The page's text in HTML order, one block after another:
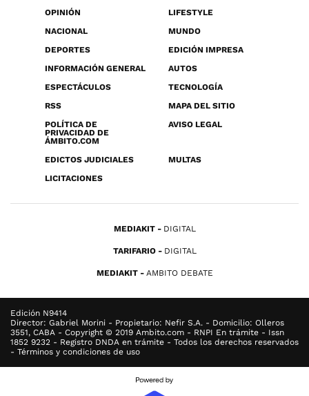
OPINIÓN
LIFESTYLE
NACIONAL
MUNDO
DEPORTES
EDICIÓN IMPRESA
INFORMACIÓN GENERAL
AUTOS
ESPECTÁCULOS
TECNOLOGÍA
RSS
MAPA DEL SITIO
POLÍTICA DE
PRIVACIDAD DE
ÁMBITO.COM
AVISO LEGAL
EDICTOS JUDICIALES
MULTAS
LICITACIONES
MEDIAKIT DIGITAL
TARIFARIO DIGITAL
MEDIAKIT AMBITO DEBATE
Edición N9414
Director: Gabriel Morini - Propietario: Nefir S.A. - Domicilio: Olleros
3551, CABA - Copyright © 2019 Ambito.com - RNPI En trámite - Issn
1852 9232 - Registro DNDA en trámite - Todos los derechos reservados
- Términos y condiciones de uso